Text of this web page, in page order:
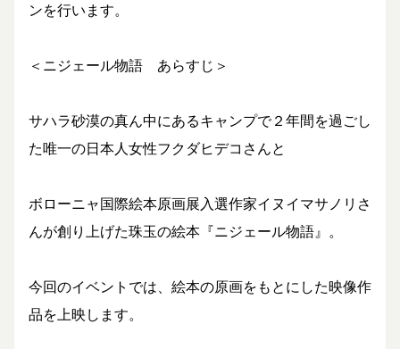
ンを行います。
＜ニジェール物語 あらすじ＞
サハラ砂漠の真ん中にあるキャンプで２年間を過ごし
た唯一の日本人女性フクダヒデコさんと
ボローニャ国際絵本原画展入選作家イヌイマサノリさ
んが創り上げた珠玉の絵本『ニジェール物語』。
今回のイベントでは、絵本の原画をもとにした映像作
品を上映します。